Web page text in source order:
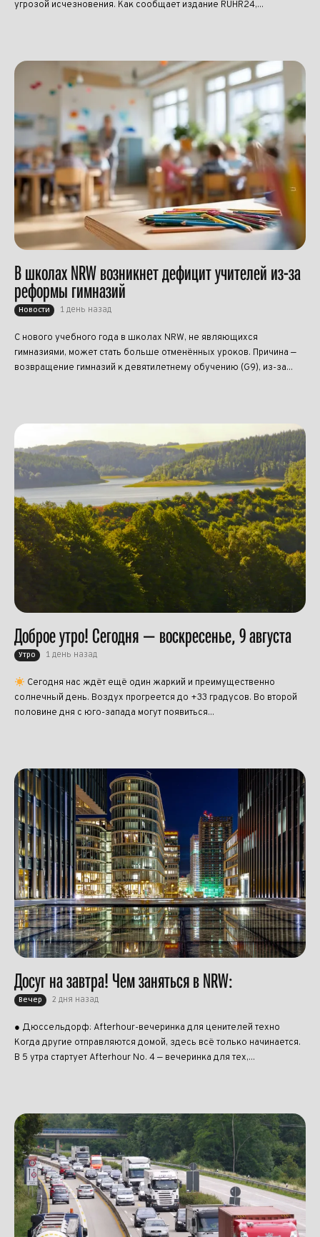
угрозой исчезновения. Как сообщает издание RUHR24,...
В школах NRW возникнет дефицит учителей из-за
реформы гимназий
Новости 1 день назад
С нового учебного года в школах NRW, не являющихся
гимназиями, может стать больше отменённых уроков. Причина —
возвращение гимназий к девятилетнему обучению (G9), из-за...
Доброе утро! Сегодня — воскресенье, 9 августа
Утро 1 день назад
Сегодня нас ждёт ещё один жаркий и преимущественно
солнечный день. Воздух прогреется до +33 градусов. Во второй
половине дня с юго-запада могут появиться...
Досуг на завтра! Чем заняться в NRW:
Вечер 2 дня назад
● Дюссельдорф: Afterhour-вечеринка для ценителей техно
Когда другие отправляются домой, здесь всё только начинается.
В 5 утра стартует Afterhour No. 4 — вечеринка для тех,...